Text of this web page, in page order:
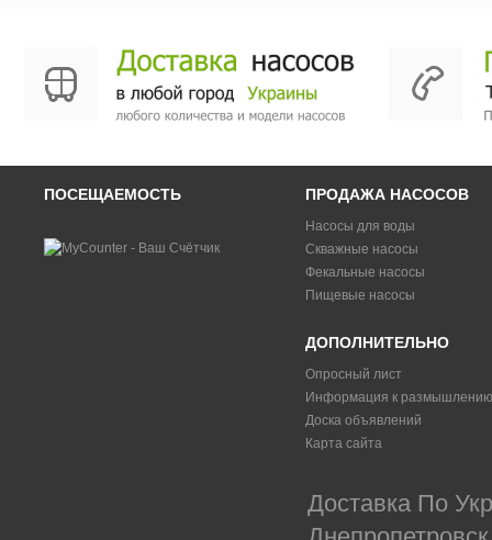
ПОСЕЩАЕМОСТЬ ПРОДАЖА НАСОСОВ
Насосы для воды
Скважные насосы
Фекальные насосы
Пищевые насосы
ДОПОЛНИТЕЛЬНО
Опросный лист
Информация к размышлению
Доска объявлений
Карта сайта
Доставка По